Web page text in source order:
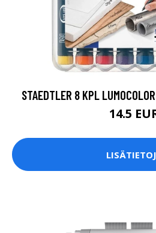
STAEDTLER 8 KPL
14.5